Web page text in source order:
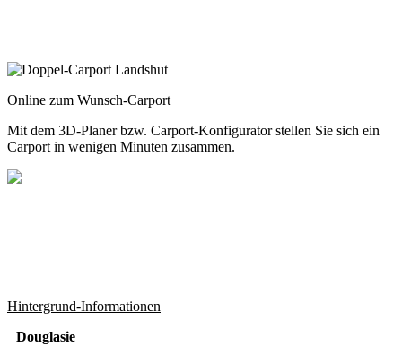
Online zum Wunsch-Carport
Mit dem 3D-Planerbzw. Carport-Konfiguratorstellen Sie sich ein
Carport in wenigen Minuten zusammen.
Hintergrund-Informationen
Douglasie